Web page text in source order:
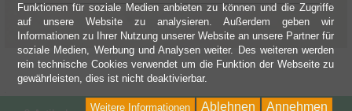
Funktionen für soziale Medien anbieten zu können und die Zugriffe
auf unsere Website zu analysieren. Außerdem geben wir
Informationen zu Ihrer Nutzung unserer Website an unsere Partner für
soziale Medien, Werbung und Analysen weiter. Des weiteren werden
rein technische Cookies verwendet um die Funktion der Webseite zu
gewährleisten, dies ist nicht deaktivierbar.
Annehmen
Ablehnen
Weitere Informationen